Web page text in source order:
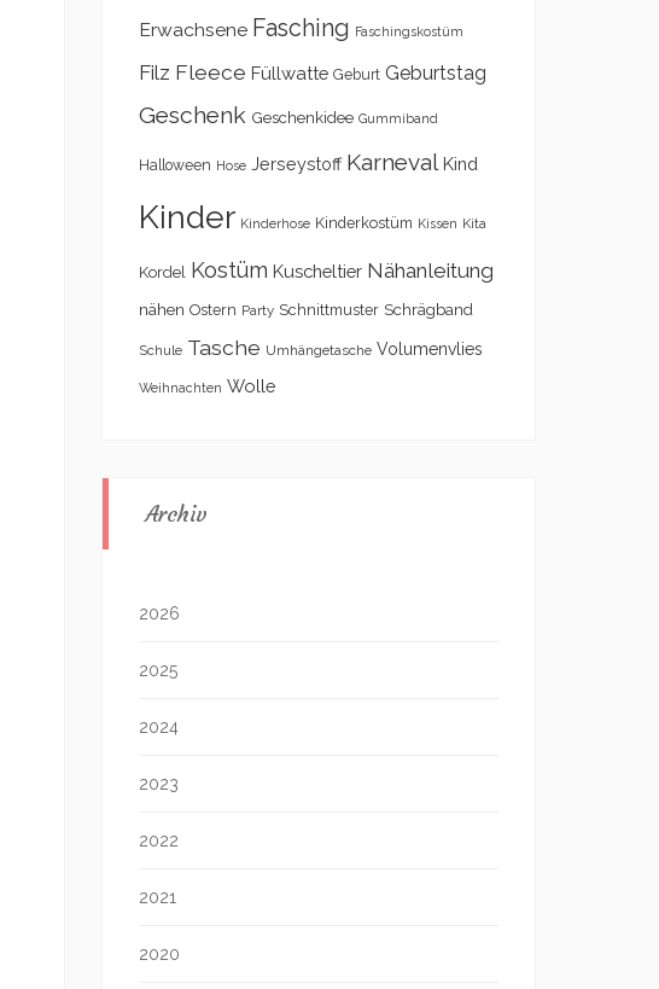
Erwachsene Fasching Faschingskostüm
Filz Fleece Füllwatte Geburt Geburtstag
Geschenk Geschenkidee Gummiband
Halloween Hose Jerseystoff Karneval Kind
Kinder Kinderhose Kinderkostüm Kissen Kita
Kordel Kostüm Kuscheltier Nähanleitung
nähen Ostern Party Schnittmuster Schrägband
Schule Tasche Umhängetasche Volumenvlies
Weihnachten Wolle
Archiv
2026
2025
2024
2023
2022
2021
2020